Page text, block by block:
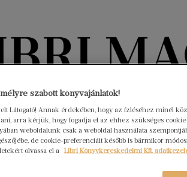
Könyvektől az
Interjúk Beleolvasó A
szabott könyvajánlatok!
Látogató! Annak érdekében, hogy az ízléséhez minél
arra kérjük, hogy fogadja el az ehhez szükséges
weboldalunk csak a weboldal használata
de cookie-preferenciáit később is bármikor
olvassa el a Libri Könyvkereskedelmi Kft.